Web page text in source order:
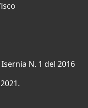
N. 1 del 2016